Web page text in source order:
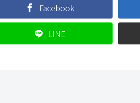
Facebook
LINE